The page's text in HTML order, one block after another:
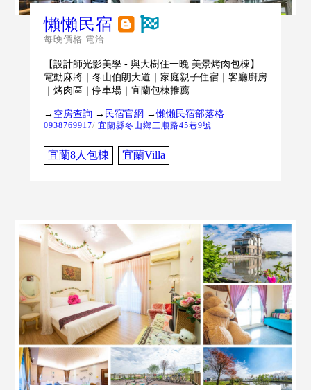
懶懶民宿
每晚價格 電洽
【設計師光影美學 - 與大樹住一晚 美景烤肉包棟】
電動麻將｜冬山伯朗大道｜家庭親子住宿｜客廳廚房
｜烤肉區｜停車場｜宜蘭包棟推薦
→ 空房查詢→ 民宿官網 →懶懶民宿部落格
0938769917/ 宜蘭縣冬山鄉三順路45巷9號
宜蘭8人包棟 宜蘭Villa